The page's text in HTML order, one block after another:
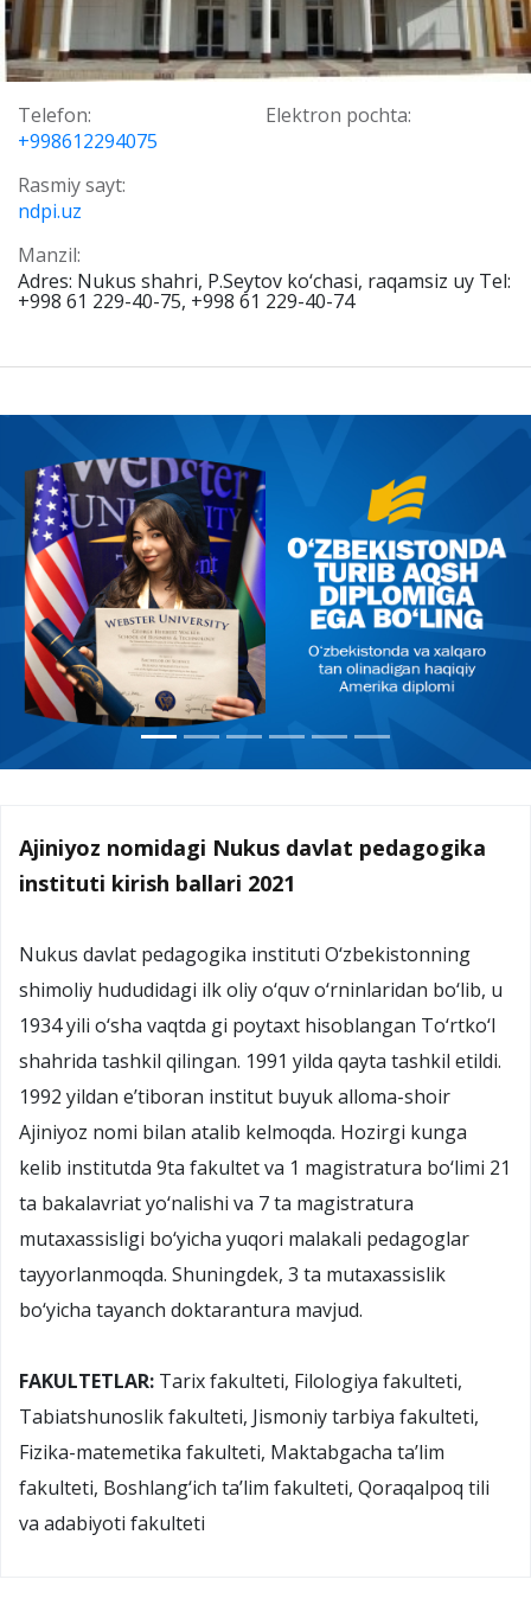
Telefon:
+998612294075
Elektron pochta:
Rasmiy sayt:
ndpi.uz
Manzil:
Adres: Nukus shahri, P.Seytov ko‘chasi, raqamsiz uy Tel:
+998 61 229-40-75, +998 61 229-40-74
Ajiniyoz nomidagi Nukus davlat pedagogika
instituti kirish ballari 2021
Nukus davlat pedagogika instituti O‘zbekistonning
shimoliy hududidagi ilk oliy o‘quv o‘rninlaridan bo‘lib, u
1934 yili o‘sha vaqtda gi poytaxt hisoblangan To‘rtko‘l
shahrida tashkil qilingan. 1991 yilda qayta tashkil etildi.
1992 yildan e’tiboran institut buyuk alloma-shoir
Ajiniyoz nomi bilan atalib kelmoqda. Hozirgi kunga
kelib institutda 9ta fakultet va 1 magistratura bo‘limi 21
ta bakalavriat yo‘nalishi va 7 ta magistratura
mutaxassisligi bo‘yicha yuqori malakali pedagoglar
tayyorlanmoqda. Shuningdek, 3 ta mutaxassislik
bo‘yicha tayanch doktarantura mavjud.
FAKULTETLAR: Tarix fakulteti, Filologiya fakulteti,
Tabiatshunoslik fakulteti, Jismoniy tarbiya fakulteti,
Fizika-matemetika fakulteti, Maktabgacha ta’lim
fakulteti, Boshlang‘ich ta’lim fakulteti, Qoraqalpoq tili
va adabiyoti fakulteti